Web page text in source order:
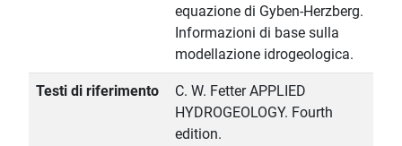
equazione di Gyben-Herzberg.
Informazioni di base sulla
modellazione idrogeologica.
Testi di riferimento
C. W. Fetter APPLIED
HYDROGEOLOGY. Fourth
edition.